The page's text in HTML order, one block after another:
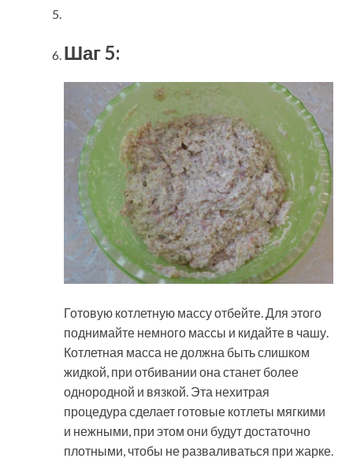
Шаг 5:
Готовую котлетную массу отбейте. Для этого
поднимайте немного массы и кидайте в чашу.
Котлетная масса не должна быть слишком
жидкой, при отбивании она станет более
однородной и вязкой. Эта нехитрая
процедура сделает готовые котлеты мягкими
и нежными, при этом они будут достаточно
плотными, чтобы не разваливаться при жарке.